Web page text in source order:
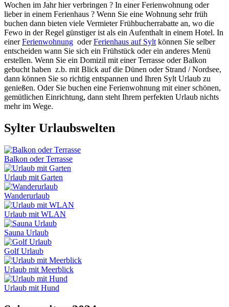
Wochen im Jahr hier verbringen ? In einer Ferienwohnung oder
lieber in einem Ferienhaus ? Wenn Sie eine Wohnung sehr früh
buchen dann bieten viele Vermieter Frühbucherrabatte an, wo die
Fewo in der Regel günstiger ist als ein Aufenthalt in einem Hotel. In
einerFerienwohnung oderFerienhaus auf Sylt können Sie selber
entscheiden wann Sie sich ein Frühstück oder ein anderes Menü
erstellen. Wenn Sie ein Domizil mit einer Terrasse oder Balkon
gebucht haben z.b. mit Blick auf die Dünen oder Strand / Nordsee,
dann können Sie so richtig entspannen und Ihren Sylt Urlaub zu
genießen. Oder Sie buchen eine Ferienwohnung mit einer schönen,
gemütlichen Einrichtung, dann steht Ihrem perfekten Urlaub nichts
mehr im Wege.
Sylter Urlaubswelten
Balkon oder Terrasse
Urlaub mit Garten
Wanderurlaub
Urlaub mit WLAN
Sauna Urlaub
Golf Urlaub
Urlaub mit Meerblick
Urlaub mit Hund